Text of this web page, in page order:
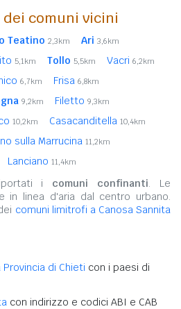
comuni vicini
Teatino 2,3km Ari 3,6km
5,1km Tollo 5,5km Vacri 6,2km
6,7km Frisa 6,8km
9,2km Filetto 9,3km
10,2km Casacanditella 10,4km
sulla Marrucina 11,2km
Lanciano 11,4km
i comuni confinanti. Le
in linea d'aria dal centro urbano.
comuni limitrofi a Canosa Sannita
di Chieti con i paesi di
con indirizzo e codici ABI e CAB